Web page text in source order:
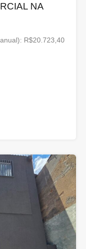
NA
R$20.723,40